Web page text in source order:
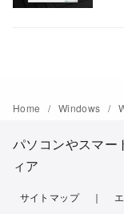
Home Windows
パソコンやスマー
ィア
サイトマップ